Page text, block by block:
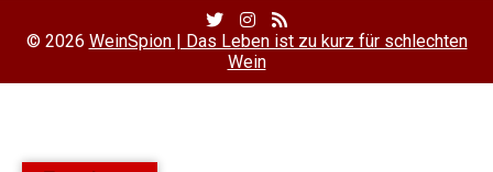
Twitter
Profile
Facebook
Profile
RSS
Feed
© 2026 WeinSpion | Das Leben ist zu kurz für schlechten
Wein